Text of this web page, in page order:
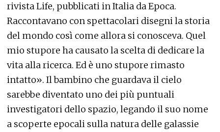
rivista Life, pubblicati in Italia da Epoca.
Raccontavano con spettacolari disegni la storia
del mondo così come allora si conosceva. Quel
mio stupore ha causato la scelta di dedicare la
vita alla ricerca. Ed è uno stupore rimasto
intatto». Il bambino che guardava il cielo
sarebbe diventato uno dei più puntuali
investigatori dello spazio, legando il suo nome
a scoperte epocali sulla natura delle galassie